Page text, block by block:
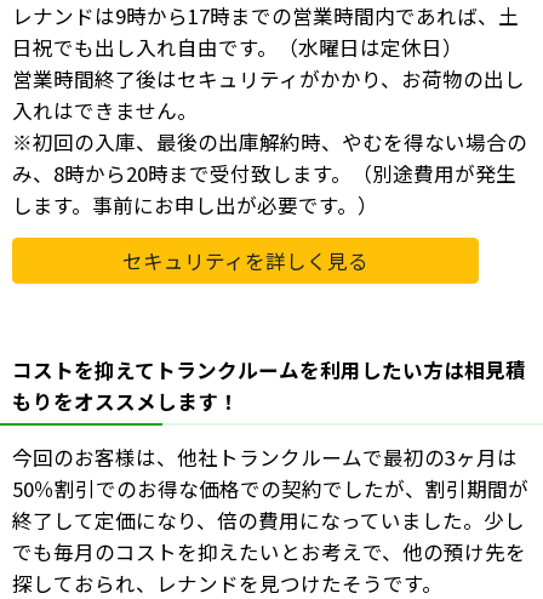
レナンドは9時から17時までの営業時間内であれば、土
日祝でも出し入れ自由です。（水曜日は定休日）
営業時間終了後はセキュリティがかかり、お荷物の出し
入れはできません。
※初回の入庫、最後の出庫解約時、やむを得ない場合の
み、8時から20時まで受付致します。（別途費用が発生
します。事前にお申し出が必要です。）
セキュリティを詳しく見る
コストを抑えてトランクルームを利用したい方は相見積
もりをオススメします！
今回のお客様は、他社トランクルームで最初の3ヶ月は
50％割引でのお得な価格での契約でしたが、割引期間が
終了して定価になり、倍の費用になっていました。少し
でも毎月のコストを抑えたいとお考えで、他の預け先を
探しておられ、レナンドを見つけたそうです。